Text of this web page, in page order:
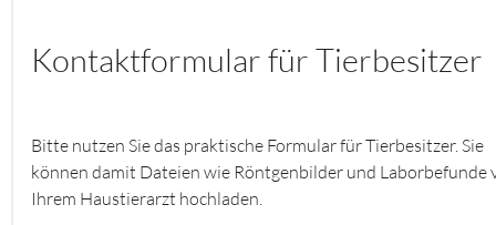
Kontaktformular für Tierbesitzer
Bitte nutzen Sie das praktische Formular für Tierbesitzer. Sie
können damit Dateien wie Röntgenbilder und Laborbefunde
Ihrem Haustierarzt hochladen.